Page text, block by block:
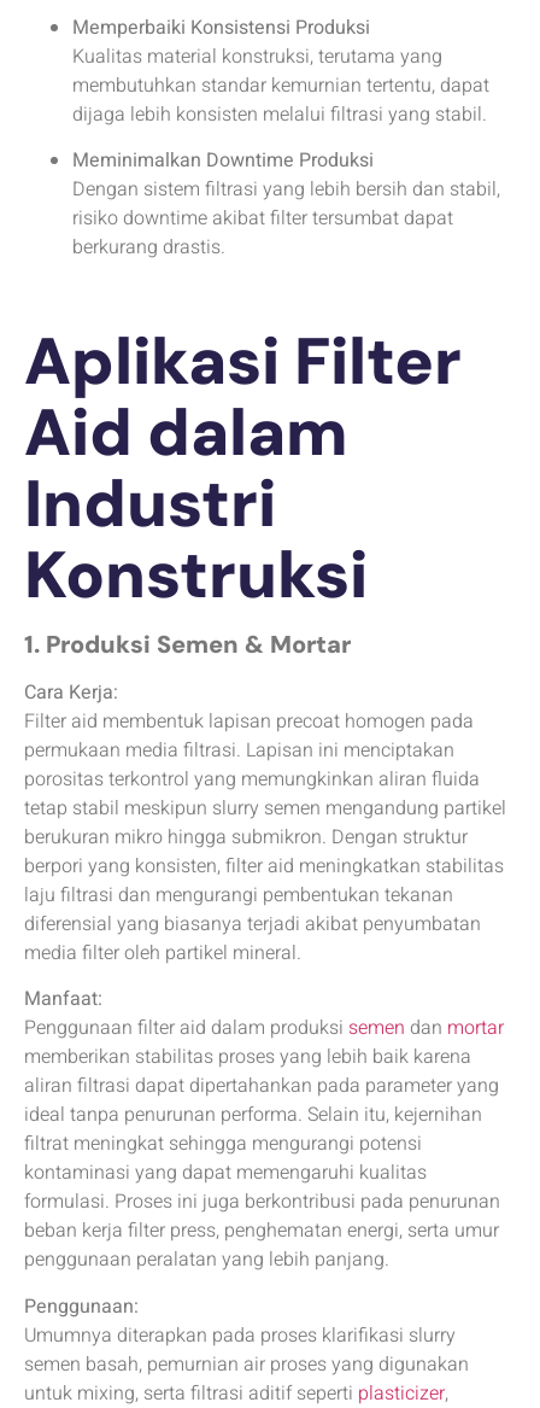
Memperbaiki Konsistensi Produksi
Kualitas material konstruksi, terutama yang
membutuhkan standar kemurnian tertentu, dapat
dijaga lebih konsisten melalui filtrasi yang stabil.
Meminimalkan Downtime Produksi
Dengan sistem filtrasi yang lebih bersih dan stabil,
risiko downtime akibat filter tersumbat dapat
berkurang drastis.
Aplikasi Filter
Aid dalam
Industri
Konstruksi
1. Produksi Semen & Mortar
Cara Kerja:
Filter aid membentuk lapisan precoat homogen pada
permukaan media filtrasi. Lapisan ini menciptakan
porositas terkontrol yang memungkinkan aliran fluida
tetap stabil meskipun slurry semen mengandung partikel
berukuran mikro hingga submikron. Dengan struktur
berpori yang konsisten, filter aid meningkatkan stabilitas
laju filtrasi dan mengurangi pembentukan tekanan
diferensial yang biasanya terjadi akibat penyumbatan
media filter oleh partikel mineral.
Manfaat:
Penggunaan filter aid dalam produksi semen dan mortar
memberikan stabilitas proses yang lebih baik karena
aliran filtrasi dapat dipertahankan pada parameter yang
ideal tanpa penurunan performa. Selain itu, kejernihan
filtrat meningkat sehingga mengurangi potensi
kontaminasi yang dapat memengaruhi kualitas
formulasi. Proses ini juga berkontribusi pada penurunan
beban kerja filter press, penghematan energi, serta umur
penggunaan peralatan yang lebih panjang.
Penggunaan:
Umumnya diterapkan pada proses klarifikasi slurry
semen basah, pemurnian air proses yang digunakan
untuk mixing, serta filtrasi aditif seperti plasticizer,